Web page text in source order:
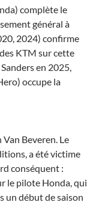
complète le
général à
2024) confirme
KTM sur cette
en 2025,
occupe la
Beveren. Le
a été victime
conséquent :
le pilote Honda, qui
un début de saison